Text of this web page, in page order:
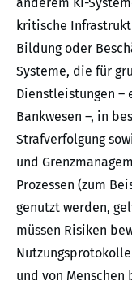
kritische
Bildung oder
Systeme, die für
Dienstleistungen –
Bankwesen –, in
Strafverfolgung
und
Prozessen (zum
genutzt werden,
müssen Risiken
und von